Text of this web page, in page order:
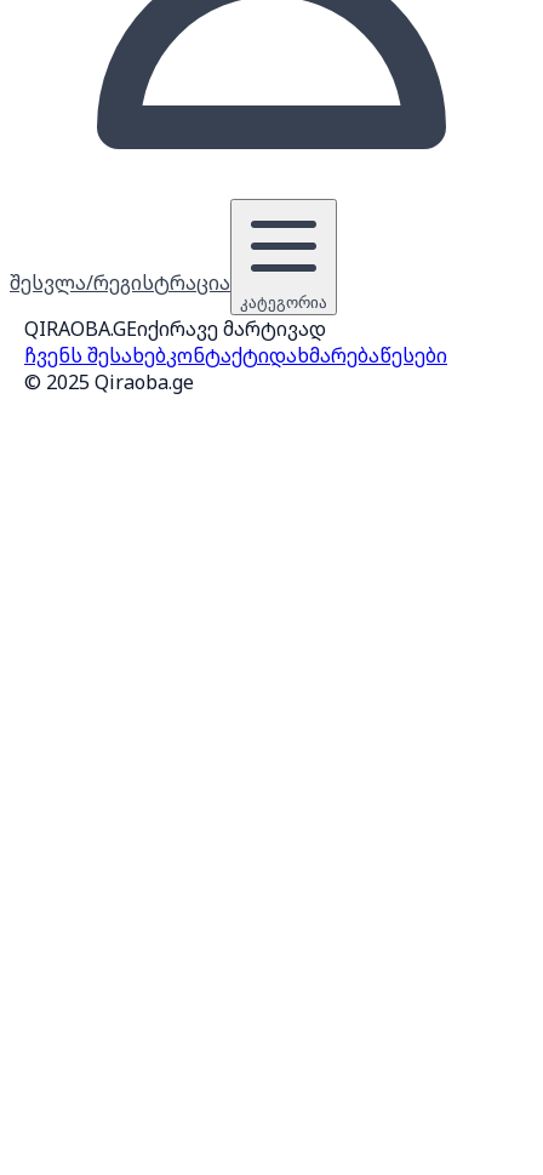
შესვლა/რეგისტრაცია
კატეგორია
QIRAOBA.GEიქირავე მარტივად
ჩვენს შესახებკონტაქტიდახმარებაწესები
© 2025 Qiraoba.ge